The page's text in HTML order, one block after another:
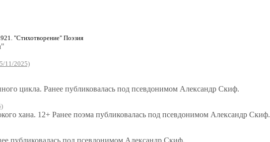
"Стихотворение" Поэзия
11/2025)
цикла. Ранее публиковалась под псевдонимом Александр Скиф.
хана. 12+ Ранее поэма публиковалась под псевдонимом Александр Скиф.
публиковалась под псевдонимом Александр Скиф.